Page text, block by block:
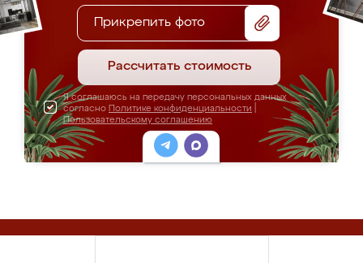
Прикрепить фото
Рассчитать стоимость
Я соглашаюсь на передачу персональных данных
согласно Политике конфиденциальности
Пользовательскому соглашению